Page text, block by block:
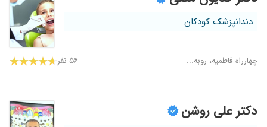
دندانپزشک کودکان
چهارراه فاطمیه، روبه... ۵۶ نفر
دکتر علی روشن